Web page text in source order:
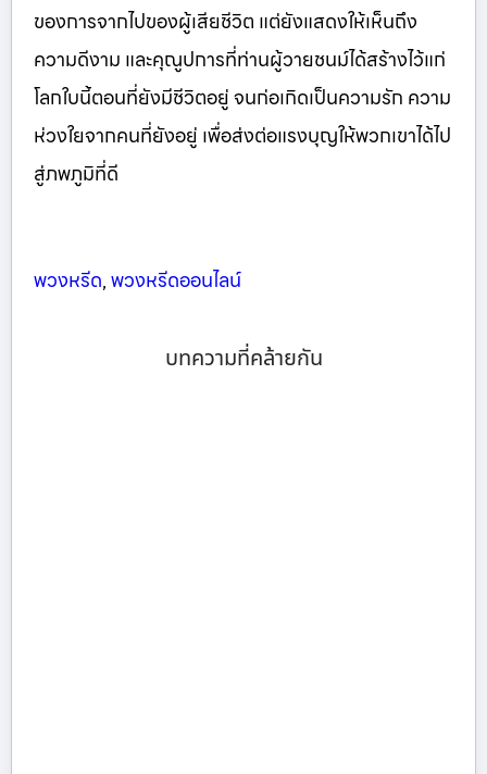
ของการจากไปของผู้เสียชีวิต แต่ยังแสดงให้เห็นถึง
ความดีงาม และคุณูปการที่ท่านผู้วายชนม์ได้สร้างไว้แก่
โลกใบนี้ตอนที่ยังมีชีวิตอยู่ จนก่อเกิดเป็นความรัก ความ
ห่วงใยจากคนที่ยังอยู่ เพื่อส่งต่อแรงบุญให้พวกเขาได้ไป
สู่ภพภูมิที่ดี
พวงหรีด,พวงหรีดออนไลน์
บทความที่คล้ายกัน